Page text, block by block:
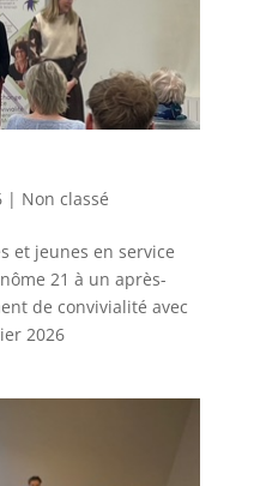
| Non classé
et jeunes en service
21 à un après-
de convivialité avec
2026